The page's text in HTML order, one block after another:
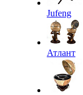
Jufeng
Атлант